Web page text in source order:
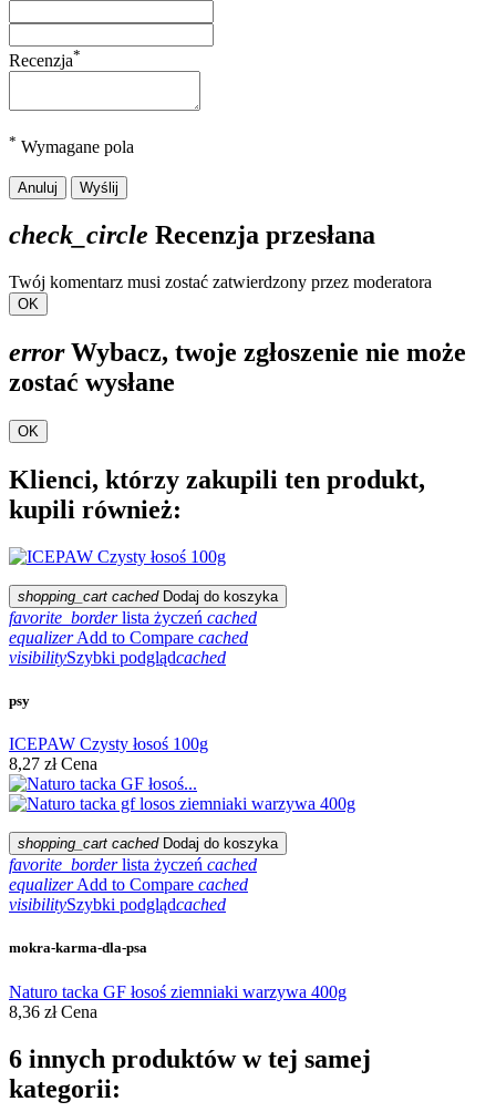
Recenzja*
* Wymagane pola
Anuluj Wyślij
check_circle Recenzja przesłana
Twój komentarz musi zostać zatwierdzony przez moderatora
OK
errorWybacz, twoje zgłoszenie nie może
zostać wysłane
OK
Klienci, którzy zakupili ten produkt,
kupili również:
shopping_cart cached Dodaj do koszyka
favorite_border lista życzeń cached
equalizer Add to Compare cached
visibilitySzybki podglądcached
psy
ICEPAW Czysty łosoś 100g
8,27 zł Cena
shopping_cart cached Dodaj do koszyka
favorite_border lista życzeń cached
equalizer Add to Compare cached
visibilitySzybki podglądcached
mokra-karma-dla-psa
Naturo tacka GF łosoś ziemniaki warzywa 400g
8,36 zł Cena
6 innych produktów w tej samej
kategorii: